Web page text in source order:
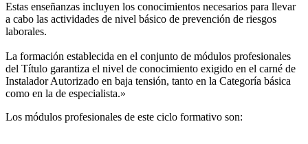
Estas enseñanzas incluyen los conocimientos necesarios para llevar
a cabo las actividades de nivel básico de prevención de riesgos
laborales.
La formación establecida en el conjunto de módulos profesionales
del Título garantiza el nivel de conocimiento exigido en el carné de
Instalador Autorizado en baja tensión, tanto en la Categoría básica
como en la de especialista.»
Los módulos profesionales de este ciclo formativo son: